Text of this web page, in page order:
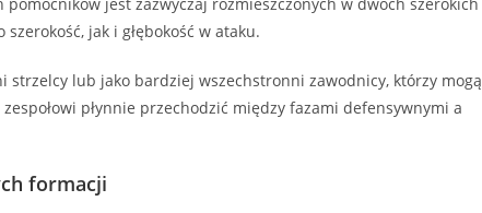
jest zazwyczaj rozmieszczonych w dwóch szerokich
jak i głębokość w ataku.
strzelcy lub jako bardziej wszechstronni zawodnicy, którzy mogą
płynnie przechodzić między fazami defensywnymi a
formacji